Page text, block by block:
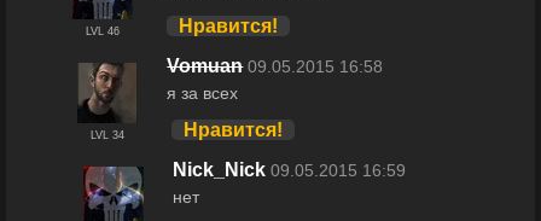
LVL 46 Нравится!
LVL 34
Vomuan 09.05.2015 16:58
я за всех
Нравится!
Nick_Nick 09.05.2015 16:59
нет